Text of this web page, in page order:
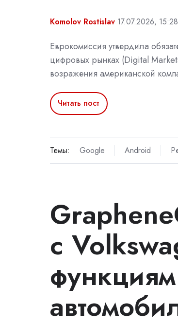
Komolov Rostislav 17.07.2026, 15:28
Еврокомиссия утвердила
цифровых рынках (Digital
возражения американской
Читать пост
Темы: Google Android
с